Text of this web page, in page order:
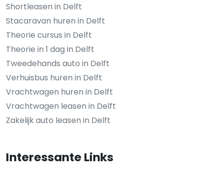
Shortleasen in Delft
Stacaravan huren in Delft
Theorie cursus in Delft
Theorie in 1 dag in Delft
Tweedehands auto in Delft
Verhuisbus huren in Delft
Vrachtwagen huren in Delft
Vrachtwagen leasen in Delft
Zakelijk auto leasen in Delft
Interessante Links